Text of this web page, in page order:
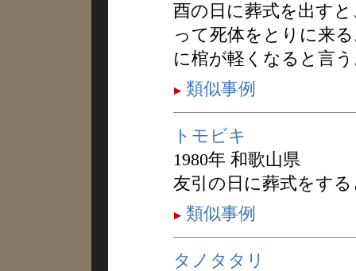
酉の日に葬式を出す
って死体をとりに来
に棺が軽くなると言
類似事例
トモビキ
1980年 和歌山県
友引の日に葬式をす
類似事例
タノタタリ